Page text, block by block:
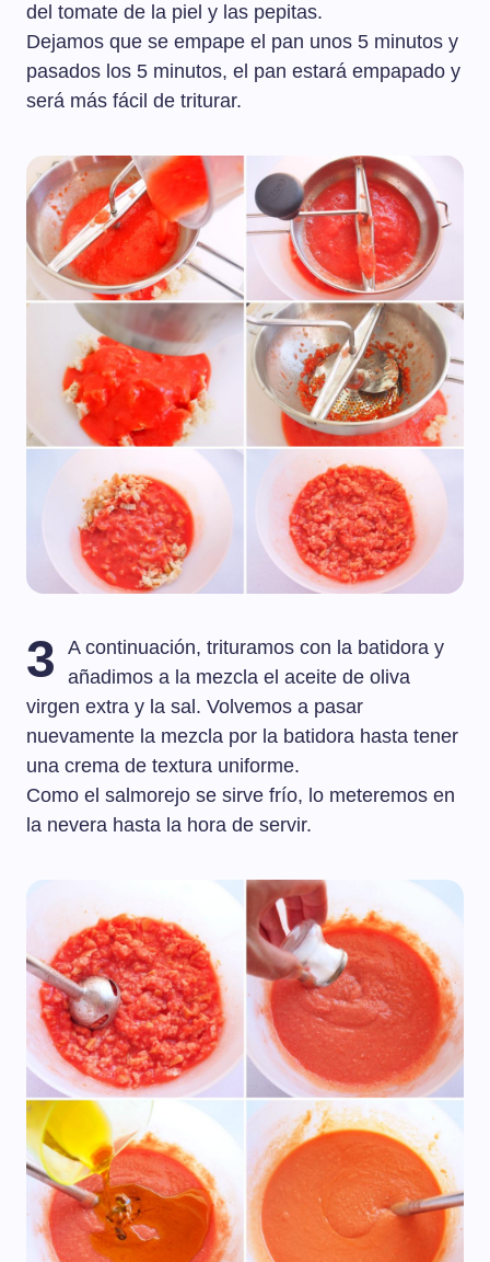
del tomate de la piel y las pepitas.
Dejamos que se empape el pan unos 5 minutos y
pasados los 5 minutos, el pan estará empapado y
será más fácil de triturar.
3
A continuación, trituramos con la batidora y
añadimos a la mezcla el aceite de oliva
virgen extra y la sal. Volvemos a pasar
nuevamente la mezcla por la batidora hasta tener
una crema de textura uniforme.
Como el salmorejo se sirve frío, lo meteremos en
la nevera hasta la hora de servir.